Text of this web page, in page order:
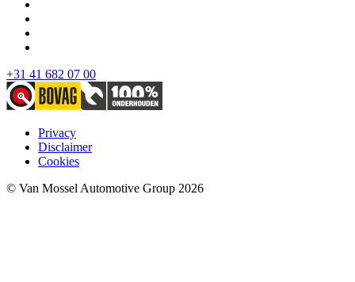
+31 41 682 07 00
Privacy
Disclaimer
Cookies
© Van Mossel Automotive Group 2026